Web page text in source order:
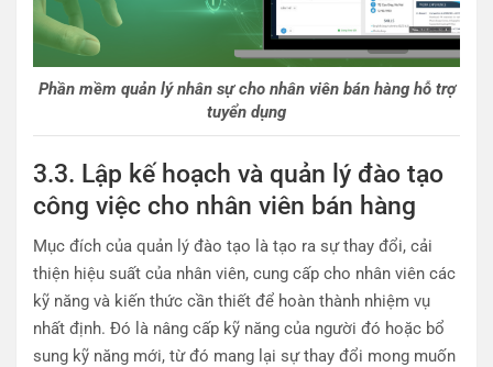
Phần mềm quản lý nhân sự cho nhân viên bán hàng hỗ trợ
tuyển dụng
3.3. Lập kế hoạch và quản lý đào tạo
công việc cho nhân viên bán hàng
Mục đích của quản lý đào tạo là tạo ra sự thay đổi, cải
thiện hiệu suất của nhân viên, cung cấp cho nhân viên các
kỹ năng và kiến ​​thức cần thiết để hoàn thành nhiệm vụ
nhất định. Đó là nâng cấp kỹ năng của người đó hoặc bổ
sung kỹ năng mới, từ đó mang lại sự thay đổi mong muốn